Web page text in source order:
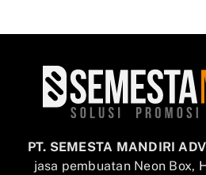
PT. SEMESTA MANDIRI
jasa pembuatan Neon Box,